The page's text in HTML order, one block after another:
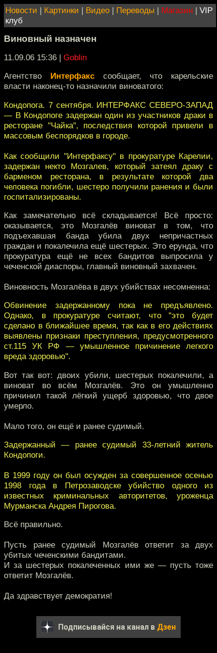
Новости | Картинки | Видео | Переводы | Магазин | VIP
клуб
Виновный назначен
11.09.06 15:36 | Goblin
Агентство Интерфакссообщает, что карельские
власти наконец-то назначили виноватого:
Кондопога. 7 сентября. ИHТЕРФАКС СЕВЕРО-ЗАПАД
— В Кондопоге задержан один из участников драки в
ресторане "Чайка", последствия которой привели в
массовым беспорядков в городе.
Как сообщили "Интерфаксу" в прокуратуре Карелии,
задержан некто Мозгалев, который затеял драку с
барменом ресторана, в результате которой два
человека погибли, шестеро получили ранения и были
госпитализированы.
Как замечательно всё складывается! Всё просто:
оказывается, это Мозгалёв виноват в том, что
подъехавшая банда убила двух непричастных
граждан и покалечила ещё шестерых. Это ерунда, что
прокуратура ещё не всех бандитов выпросила у
чеченской диаспоры, главный виновный захвачен.
Виновность Мозгалёва в двух убийствах несомненна:
Обвинение задержанному пока не предъявлено.
Однако, в прокуратуре считают, что "это будет
сделано в ближайшее время, так как в его действиях
выявлены признаки преступления, предусмотренного
ст.115 УК РФ — умышленное причинение легкого
вреда здоровью".
Вот так вот: двоих убили, шестерых покалечили, а
виноват во всём Мозгалёв. Это он умышленно
причинил такой лёгкий ущерб здоровью, что двое
умерло.
Мало того, он ещё и ранее судимый.
Задержанный — ранее судимый 33-летний житель
Кондопоги.
В 1999 году он был осужден за совершенное осенью
1998 года в Петрозаводске убийство одного из
известных криминальных авторитетов, уроженца
Мурманска Андрея Пирогова.
Всё правильно.
Пусть ранее судимый Мозгалёв ответит за двух
убитых чеченскими бандитами.
И за шестерых покалеченных ими же — пусть тоже
ответит Мозгалёв.
Да здравствует демократия!
Подписывайся на канал в Дзен